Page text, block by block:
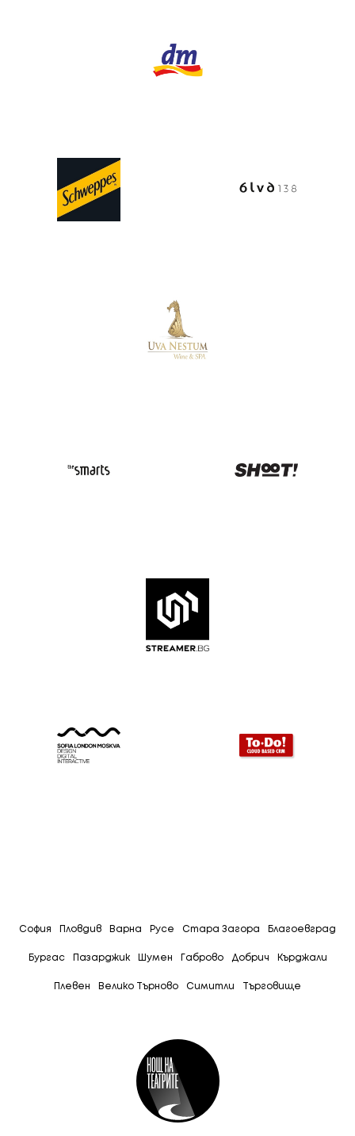
София Пловдив Варна Русе Стара Загора Благоевград
Бургас Пазарджик Шумен Габрово Добрич Кърджали
Плевен Велико Търново Симитли Tърговище